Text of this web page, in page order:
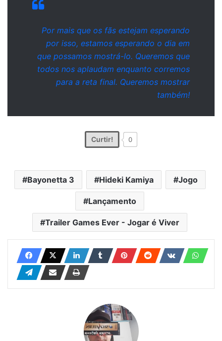
Por mais que os fãs estejam esperando
por isso, estamos esperando o dia em
que possamos mostrá-lo. Queremos que
todos nos aplaudam enquanto corremos
para a reta final. Queremos mostrar
também!
Curtir! 0
Bayonetta 3 Hideki Kamiya Jogo
Lançamento
Trailer Games Ever - Jogar é Viver